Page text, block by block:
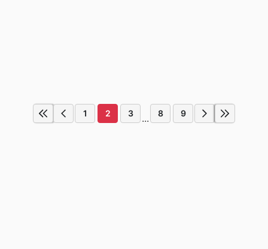
1 2 3 ... 8 9